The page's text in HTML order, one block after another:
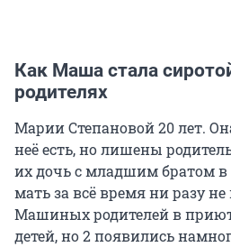
Как Маша стала
родителях
Марии Степановой 20 лет.
неё есть, но лишены
их дочь с младшим братом в
мать за всё время ни разу
Машиных родителей в
детей, но 2 появились